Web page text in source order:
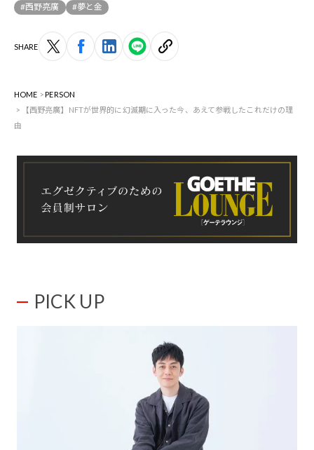
#西野亮廣 #夢と金
SHARE
HOME
PERSON
【西野亮廣】NFTが世界的に幻滅期に入った今、あえて参戦したこれだけの理
由
PICK UP